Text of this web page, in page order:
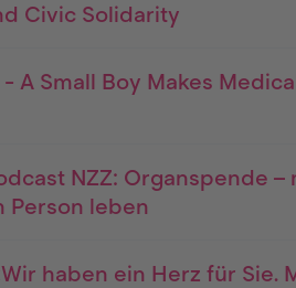
Civic Solidarity
A Small Boy Makes
NZZ: Organspende –
Person leben
haben ein Herz für Sie.